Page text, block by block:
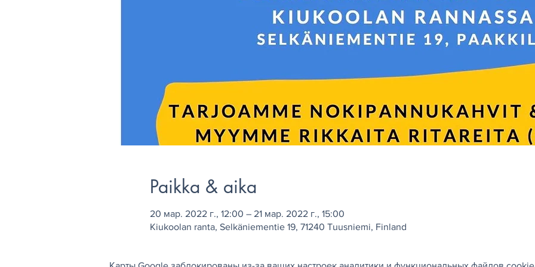
Paikka & aika
20 мар. 2022 г., 12:00 – 21 мар. 2022 г., 15:00
Kiukoolan ranta, Selkäniementie 19, 71240 Tuusniemi, Finland